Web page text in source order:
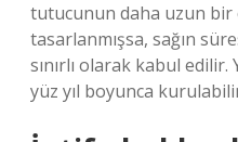
tutucunun daha uzun
tasarlanmışsa, sağın
sınırlı olarak kabul
yüz yıl boyunca